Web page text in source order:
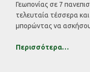
Γεωπονίας σε 7
τελευταία τέσσερα
μπορώντας να
Περισσότερα…